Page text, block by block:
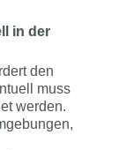
in der
den
muss
werden.